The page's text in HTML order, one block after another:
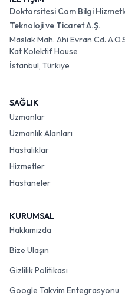
Doktorsitesi Com Bilgi
Teknoloji ve Ticaret A.Ş.
Maslak Mah. Ahi Evran Cd.
Kat Kolektif House
İstanbul, Türkiye
SAĞLIK
Uzmanlar
Uzmanlık Alanları
Hastalıklar
Hizmetler
Hastaneler
KURUMSAL
Hakkımızda
Bize Ulaşın
Gizlilik Politikası
Google Takvim Entegrasyonu